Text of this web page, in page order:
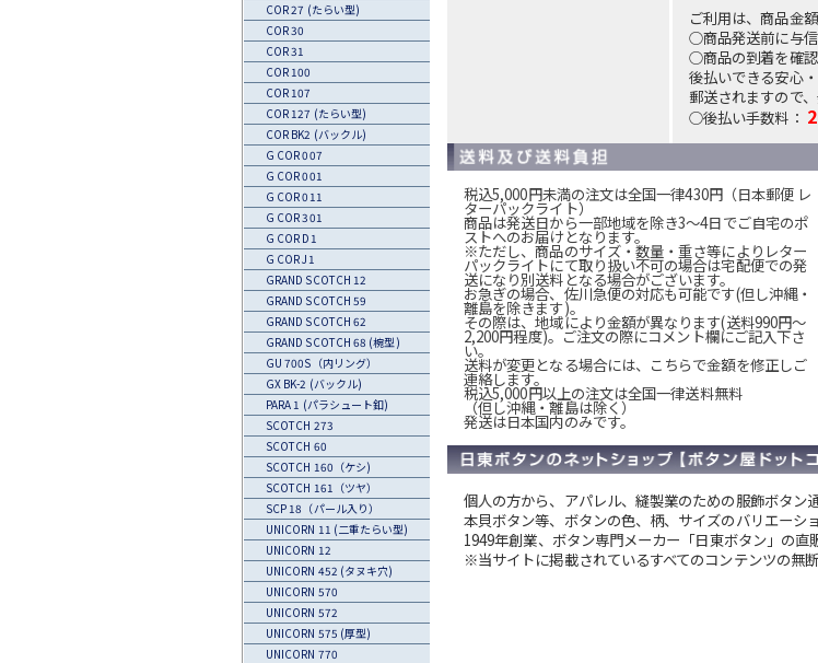
COR 27 (たらい型)
COR 30
COR 31
COR 100
COR 107
COR 127 (たらい型)
COR BK2 (バックル)
G COR 007
G COR 001
G COR 011
G COR 301
G COR D1
G COR J1
GRAND SCOTCH 12
GRAND SCOTCH 59
GRAND SCOTCH 62
GRAND SCOTCH 68 (椀型)
GU 700S（内リング）
GX BK-2 (バックル)
PARA 1 (パラシュート釦)
SCOTCH 273
SCOTCH 60
SCOTCH 160（ケシ)
SCOTCH 161（ツヤ）
SCP 18（パール入り）
UNICORN 11 (二重たらい型)
UNICORN 12
UNICORN 452 (タヌキ穴)
UNICORN 570
UNICORN 572
UNICORN 575 (厚型)
UNICORN 770
ご利用は、商品金
○商品発送前に与信
○商品の到着を確
後払いできる安心
郵送されますので
○後払い手数料：
税込5,000円未満の注文は全国一律430円（日本郵便 レ
ターパックライト）
商品は発送日から一部地域を除き3～4日でご自宅のポ
ストへのお届けとなります。
※ただし、商品のサイズ・数量・重さ等によりレター
パックライトにて取り扱い不可の場合は宅配便での発
送になり別送料となる場合がございます。
お急ぎの場合、佐川急便の対応も可能です(但し沖縄・
離島を除きます)。
その際は、地域により金額が異なります(送料990円～
2,200円程度)。ご注文の際にコメント欄にご記入下さ
い。
送料が変更となる場合には、こちらで金額を修正しご
連絡します。
税込5,000円以上の注文は全国一律送料無料
（但し沖縄・離島は除く）
発送は日本国内のみです。
個人の方から、アパレル、縫製業のための服飾ボタン
本貝ボタン等、ボタンの色、柄、サイズのバリエーシ
1949年創業、ボタン専門メーカー「日東ボタン」の直
※当サイトに掲載されているすべてのコンテンツの無